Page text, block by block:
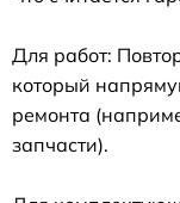
Для работ:
который
ремонта
запчасти).